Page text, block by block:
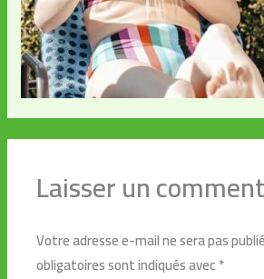
Laisser un
Votre adresse e-mail ne sera pas
obligatoires sont indiqués avec*